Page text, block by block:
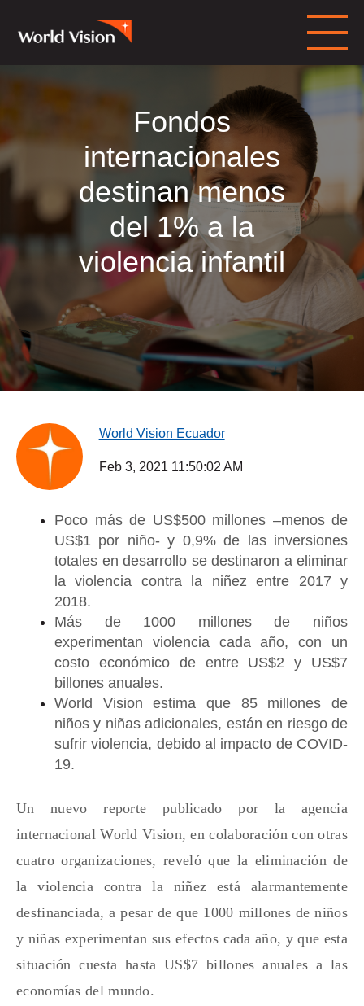
Fondos
internacionales
destinan menos
del 1% a la
violencia infantil
World Vision Ecuador
Feb 3, 2021 11:50:02 AM
Poco más de US$500 millones –menos de
US$1 por niño- y 0,9% de las inversiones
totales en desarrollo se destinaron a eliminar
la violencia contra la niñez entre 2017 y
2018.
Más de 1000 millones de niños
experimentan violencia cada año, con un
costo económico de entre US$2 y US$7
billones anuales.
World Vision estima que 85 millones de
niños y niñas adicionales, están en riesgo de
sufrir violencia, debido al impacto de COVID-
19.
Un nuevo reporte publicado por la agencia
internacional World Vision, en colaboración con otras
cuatro organizaciones, reveló que la eliminación de
la violencia contra la niñez está alarmantemente
desfinanciada, a pesar de que 1000 millones de niños
y niñas experimentan sus efectos cada año, y que esta
situación cuesta hasta US$7 billones anuales a las
economías del mundo.